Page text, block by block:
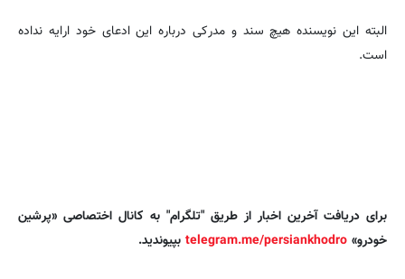
البته این نویسنده هیچ سند و مدرکی درباره این ادعای خود ارایه نداده
است.
برای دریافت آخرین اخبار از طریق "تلگرام" به کانال اختصاصی «پرشین
خودرو» telegram.me/persiankhodro بپیوندید.